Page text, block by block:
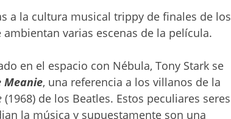
a la cultura musical trippy de finales de los
varias escenas de la película.
en el espacio con Nébula, Tony Stark se
Meanie, una referencia a los villanos de la
(1968) de los Beatles. Estos peculiares seres
la música y supuestamente son una